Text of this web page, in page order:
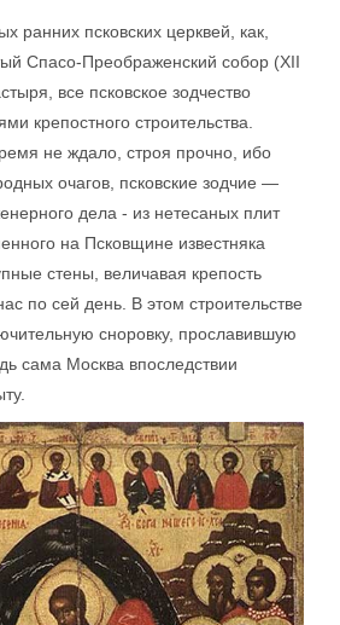
ранних псковских церквей, как,
Спасо-Преображенский собор (XII
все псковское зодчество
крепостного строительства.
не ждало, строя прочно, ибо
очагов, псковские зодчие —
дела - из нетесаных плит
на Псковщине известняка
стены, величавая крепость
по сей день. В этом строительстве
сноровку, прославившую
сама Москва впоследствии